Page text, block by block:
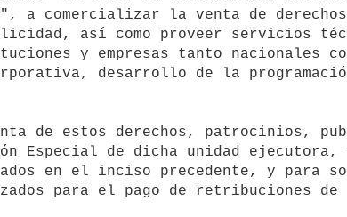
a comercializar la venta de
así como proveer servicios
y empresas tanto nacionales
desarrollo de la
Especial de dicha unidad
en el inciso precedente, y para
para el pago de retribuciones de